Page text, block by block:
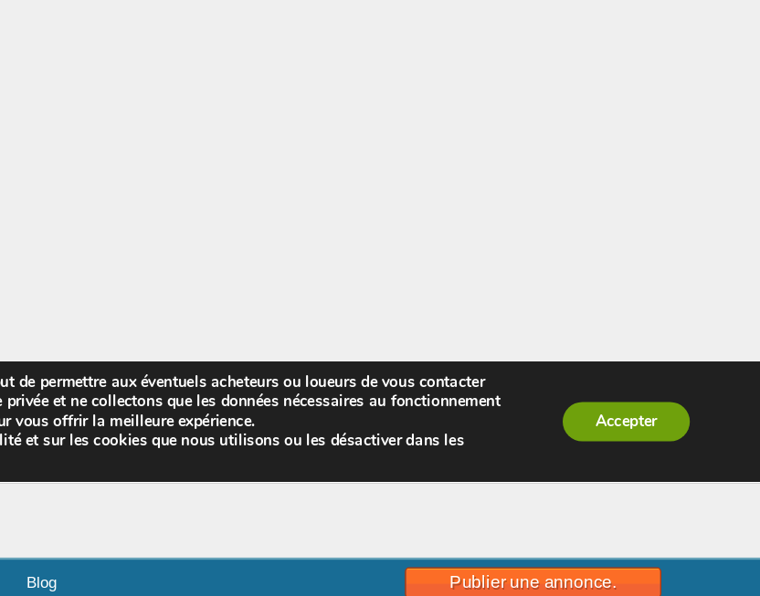
Bienvenue,visiteur ![S'enregistrer
Publier une annonce.
Blog
de permettre aux éventuels acheteurs ou loueurs de vous contacter
et ne collectons que les données nécessaires au fonctionnement
vous offrir la meilleure expérience.
et sur les cookies que nous utilisons ou les désactiver dans les
Accepter